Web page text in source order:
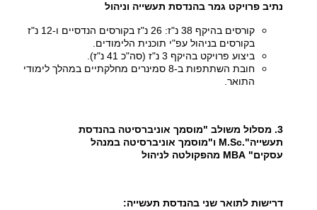
נתיב פרויקט גמר בהנדסת תעשייה וניהול
קורסים בהיקף 38 נ"ז: 26 נ"ז בקורסים הנדסיים ו-12 נ"ז
בקורסים בניהול עפ"י תוכנית הלימודים.
ביצוע פרויקט בהיקף 3 נ"ז (סה"כ 41 נ"ז).
חובת השתתפות ב-8 סמינרים מחלקתיים במהלך לימודי
התואר.
3. מסלול משולב "מוסמך אוניברסיטה בהנדסת
תעשייה".M.Sc ו"מוסמך אוניברסיטה במנהל
עסקים" MBA מהפקולטה לניהול
דרישות לתואר שני בהנדסת תעשייה: